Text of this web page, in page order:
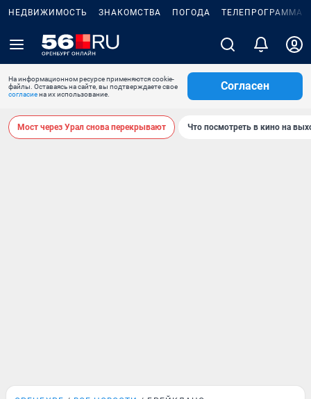
НЕДВИЖИМОСТЬ ЗНАКОМСТВА ПОГОДА ТЕЛЕПРОГРАММА
На информационном ресурсе применяются cookie-
файлы. Оставаясь на сайте, вы подтверждаете свое
согласиена их использование.
Согласен
Мост через Урал снова перекрывают Что посмотреть в кино на